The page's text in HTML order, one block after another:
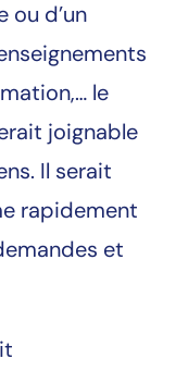
ou d’un
le
joignable
Il serait
rapidement
et